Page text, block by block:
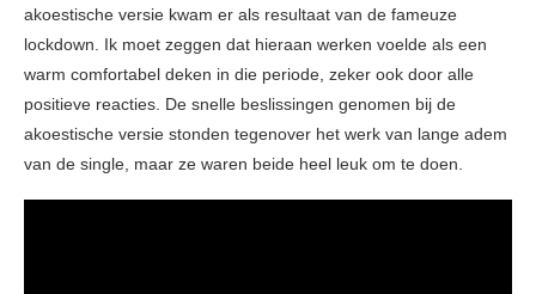
akoestische versie kwam er als resultaat van de fameuze
lockdown. Ik moet zeggen dat hieraan werken voelde als een
warm comfortabel deken in die periode, zeker ook door alle
positieve reacties. De snelle beslissingen genomen bij de
akoestische versie stonden tegenover het werk van lange adem
van de single, maar ze waren beide heel leuk om te doen.